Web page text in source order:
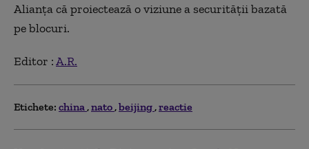
Alianţa că proiectează o viziune a securităţii bazată
pe blocuri.
Editor :A.R.
Etichete: china nato beijing reactie